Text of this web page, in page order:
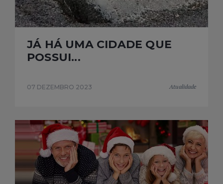
JÁ HÁ UMA CIDADE QUE
POSSUI...
07 DEZEMBRO 2023 Atualidade